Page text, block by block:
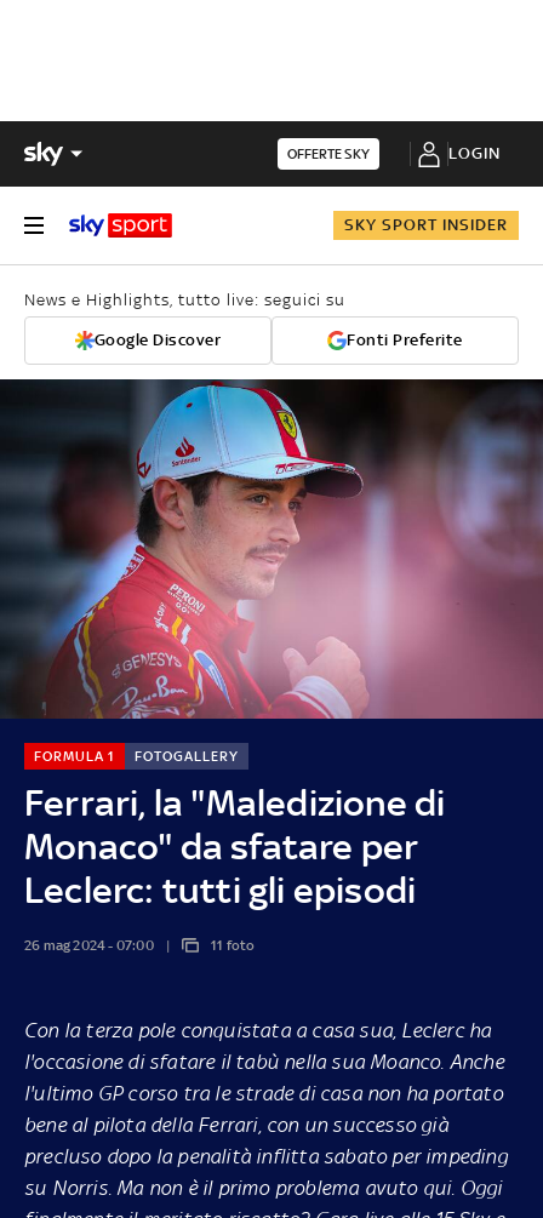
OFFERTE SKY LOGIN
SKY SPORT INSIDER
News e Highlights, tutto live: seguici su
Google Discover Fonti Preferite
Ferrari, la "Maledizione di
Monaco" da sfatare per
Leclerc: tutti gli episodi
FORMULA 1 FOTOGALLERY
26 mag 2024 - 07:00 11 foto
Con la terza pole conquistata a casa sua, Leclerc ha
l'occasione di sfatare il tabù nella sua Moanco. Anche
l'ultimo GP corso tra le strade di casa non ha portato
bene al pilota della Ferrari, con un successo già
precluso dopo la penalità inflitta sabato per impeding
su Norris. Ma non è il primo problema avuto qui. Oggi